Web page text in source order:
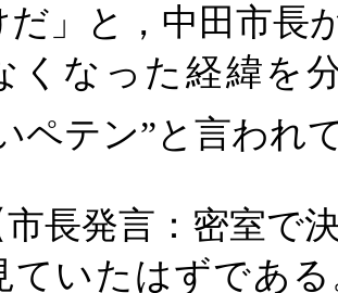
」と，中田市長
くなった経緯を
ペテン”と言われ
市長発言：密室
ていたはずであ